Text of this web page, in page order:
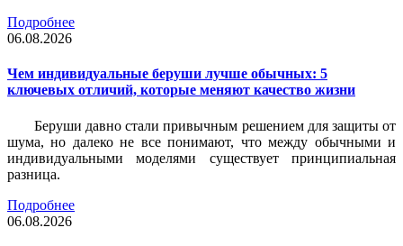
Подробнее
06.08.2026
Чем индивидуальные беруши лучше обычных: 5
ключевых отличий, которые меняют качество жизни
Беруши давно стали привычным решением для защиты от
шума, но далеко не все понимают, что между обычными и
индивидуальными моделями существует принципиальная
разница.
Подробнее
06.08.2026